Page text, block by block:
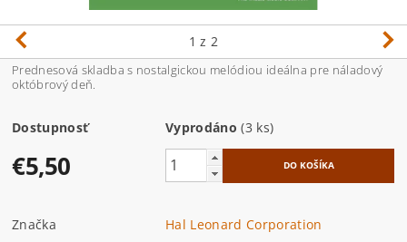
1 z 2
Prednesová skladba s nostalgickou melódiou ideálna pre náladový
októbrový deň.
Dostupnosť Vyprodáno (3 ks)
€5,50
Značka
Hal Leonard Corporation